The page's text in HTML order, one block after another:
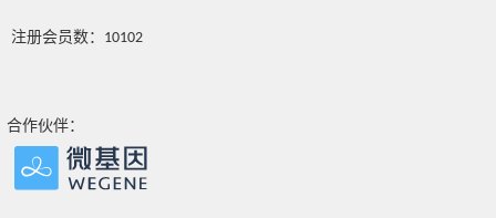
注册会员数：10102
合作伙伴：